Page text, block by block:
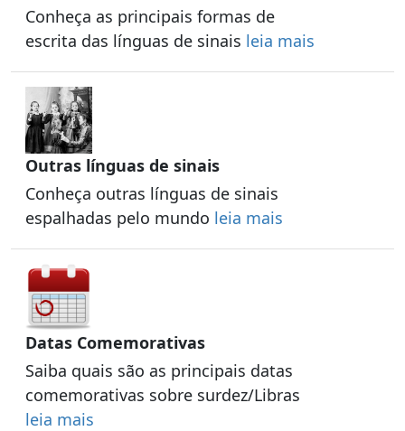
Conheça as principais formas de
escrita das línguas de sinais leia mais
Outras línguas de sinais
Conheça outras línguas de sinais
espalhadas pelo mundo leia mais
Datas Comemorativas
Saiba quais são as principais datas
comemorativas sobre surdez/Libras
leia mais